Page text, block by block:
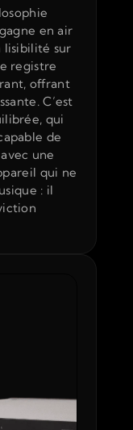
en air
lisibilité sur
registre
offrant
C’est
qui
de
une
qui ne
: il